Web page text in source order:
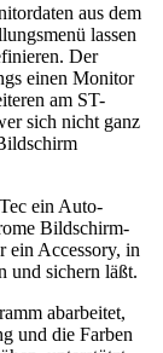
aus dem
lassen
Der
einen Monitor
am ST-
sich nicht ganz
ein Auto-
Bildschirm-
ein Accessory, in
und sichern läßt.
abarbeitet,
und die Farben